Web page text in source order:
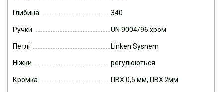
Глибина 340
Ручки UN 9004/96 хром
Петлі Linken Sysnem
Ніжки регулюються
Кромка ПВХ 0,5 мм, ПВХ 2мм